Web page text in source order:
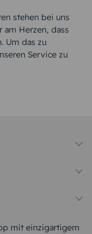
stehen bei uns
am Herzen, dass
Um das zu
Service zu
mit einzigartigem